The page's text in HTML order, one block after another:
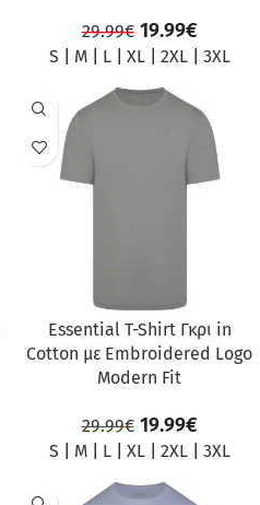
29.99€ 19.99€
S M| L| XL| 2XL| 3XL
ΠΡΟΣΦΟΡΆ
Essential T-Shirt Γκρι in
Cotton με Embroidered Logo
Modern Fit
29.99€ 19.99€
S M| L| XL| 2XL| 3XL